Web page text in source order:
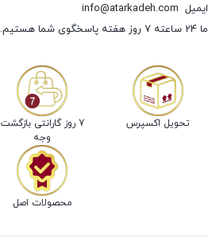
ایمیل info@atarkadeh.com
ما 24 ساعته 7 روز هفته پاسخگوی شما هستیم.
تحویل اکسپرس
7 روز گارانتی بازگشت
وجه
محصولات اصل